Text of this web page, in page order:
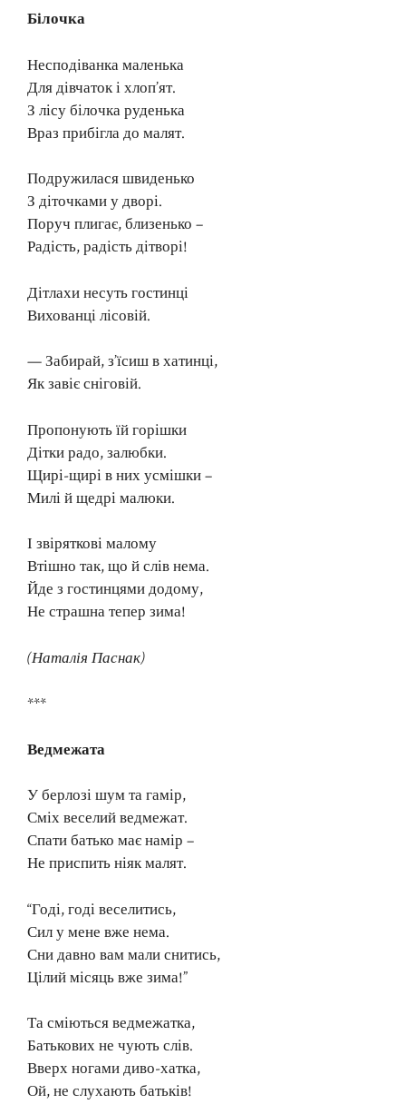
Білочка
Несподіванка маленька
Для дівчаток і хлоп’ят.
З лісу білочка руденька
Враз прибігла до малят.
Подружилася швиденько
З діточками у дворі.
Поруч плигає, близенько –
Радість, радість дітворі!
Дітлахи несуть гостинці
Вихованці лісовій.
— Забирай, з’їсиш в хатинці,
Як завіє сніговій.
Пропонують їй горішки
Дітки радо, залюбки.
Щирі-щирі в них усмішки –
Милі й щедрі малюки.
І звіряткові малому
Втішно так, що й слів нема.
Йде з гостинцями додому,
Не страшна тепер зима!
(Наталія Паснак)
***
Ведмежата
У берлозі шум та гамір,
Сміх веселий ведмежат.
Спати батько має намір –
Не приспить ніяк малят.
“Годі, годі веселитись,
Сил у мене вже нема.
Сни давно вам мали снитись,
Цілий місяць вже зима!”
Та сміються ведмежатка,
Батькових не чують слів.
Вверх ногами диво-хатка,
Ой, не слухають батьків!